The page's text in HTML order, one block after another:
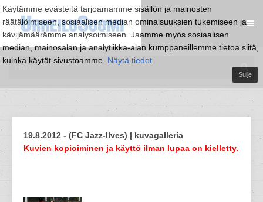
Käytämme evästeitä tarjoamamme sisällön ja mainosten
räätälöimiseen, sosiaalisen median ominaisuuksien tukemiseen ja
kävijämäärämme analysoimiseen. Jaamme myös sosiaalisen
median, mainosalan ja analytiikka-alan kumppaneillemme tietoa siitä,
kuinka käytät sivustoamme. Näytä tiedot
Sulje
19.8.2012 - (FC Jazz-Ilves) | kuvagalleria
Kuvien kopioiminen ja käyttö ilman lupaa on kielletty.